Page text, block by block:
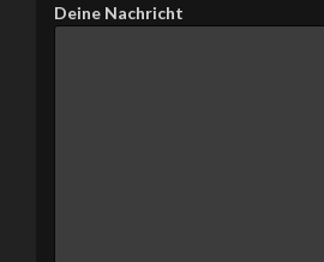
Deine Nachricht